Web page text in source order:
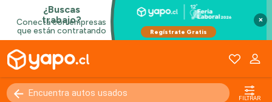
×
FILTRAR
Kilómetros 0 - 250000+